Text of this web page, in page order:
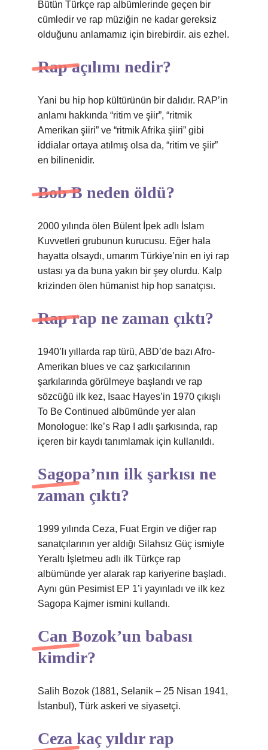
Bütün Türkçe rap albümlerinde geçen bir
cümledir ve rap müziğin ne kadar gereksiz
olduğunu anlamamız için birebirdir. ais ezhel.
Rap açılımı nedir?
Yani bu hip hop kültürünün bir dalıdır. RAP’in
anlamı hakkında “ritim ve şiir”, “ritmik
Amerikan şiiri” ve “ritmik Afrika şiiri” gibi
iddialar ortaya atılmış olsa da, “ritim ve şiir”
en bilinenidir.
Bob B neden öldü?
2000 yılında ölen Bülent İpek adlı İslam
Kuvvetleri grubunun kurucusu. Eğer hala
hayatta olsaydı, umarım Türkiye’nin en iyi rap
ustası ya da buna yakın bir şey olurdu. Kalp
krizinden ölen hümanist hip hop sanatçısı.
Rap rap ne zaman çıktı?
1940’lı yıllarda rap türü, ABD’de bazı Afro-
Amerikan blues ve caz şarkıcılarının
şarkılarında görülmeye başlandı ve rap
sözcüğü ilk kez, Isaac Hayes’in 1970 çıkışlı
To Be Continued albümünde yer alan
Monologue: Ike’s Rap I adlı şarkısında, rap
içeren bir kaydı tanımlamak için kullanıldı.
Sagopa’nın ilk şarkısı ne
zaman çıktı?
1999 yılında Ceza, Fuat Ergin ve diğer rap
sanatçılarının yer aldığı Silahsız Güç ismiyle
Yeraltı İşletmeu adlı ilk Türkçe rap
albümünde yer alarak rap kariyerine başladı.
Aynı gün Pesimist EP 1’i yayınladı ve ilk kez
Sagopa Kajmer ismini kullandı.
Can Bozok’un babası
kimdir?
Salih Bozok (1881, Selanik – 25 Nisan 1941,
İstanbul), Türk askeri ve siyasetçi.
Ceza kaç yıldır rap